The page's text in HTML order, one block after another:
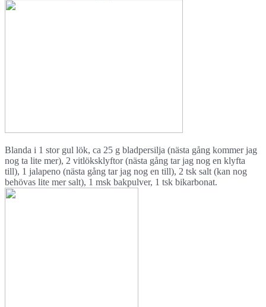
Blanda i 1 stor gul lök, ca 25 g bladpersilja (nästa gång kommer jag
nog ta lite mer), 2 vitlöksklyftor (nästa gång tar jag nog en klyfta
till), 1 jalapeno (nästa gång tar jag nog en till), 2 tsk salt (kan nog
behövas lite mer salt), 1 msk bakpulver, 1 tsk bikarbonat.